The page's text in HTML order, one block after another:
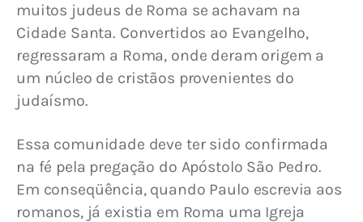
muitos judeus de Roma se achavam na
Cidade Santa. Convertidos ao Evangelho,
regressaram a Roma, onde deram origem a
um núcleo de cristãos provenientes do
judaísmo.
Essa comunidade deve ter sido confirmada
na fé pela pregação do Apóstolo São Pedro.
Em conseqüência, quando Paulo escrevia aos
romanos, já existia em Roma uma Igreja